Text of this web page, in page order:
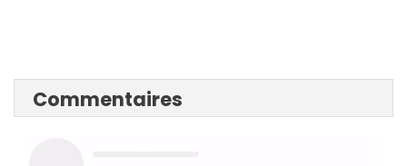
Commentaires